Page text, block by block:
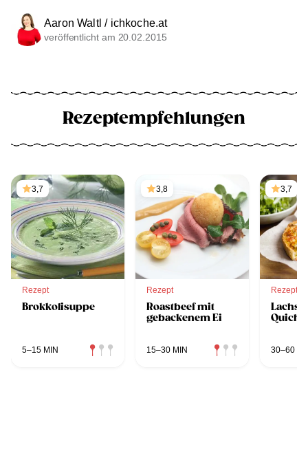
Aaron Waltl / ichkoche.at
veröffentlicht am 20.02.2015
Rezeptempfehlungen
3,7
Rezept
Brokkolisuppe
5–15 MIN
3,8
Rezept
Roastbeef mit
gebackenem Ei
15–30 MIN
3,7
Rezept
Quiche
30–60